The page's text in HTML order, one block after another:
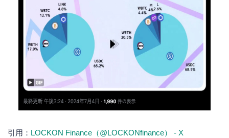
引用： LOCKON Finance（@LOCKONfinance） - X